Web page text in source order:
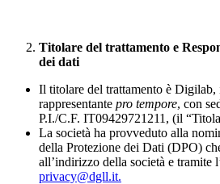
Titolare del trattamento e
dei dati
Il titolare del trattamento è Digilab,
rappresentante pro tempore, con
P.I./C.F. IT09429721211, (il
La società ha provveduto alla
della Protezione dei Dati (DPO)
all’indirizzo della società e tramite
privacy@dgll.it.